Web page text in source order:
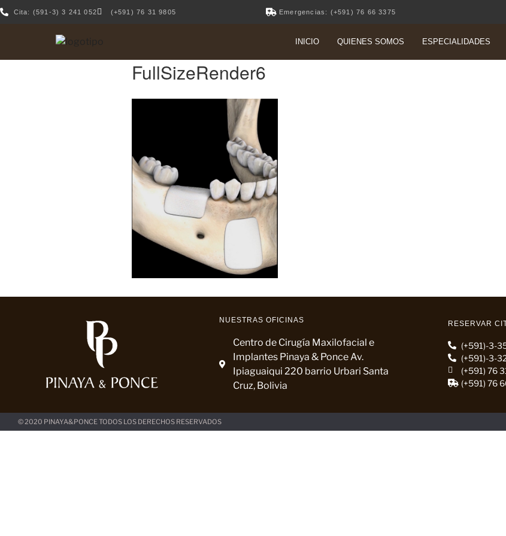
Cita: (591-3) 3 241 052 (+591) 76 31 9805 Emergencias: (+591) 76 66 3375
INICIO QUIENES SOMOS ESPECIALIDADES
FullSizeRender6
NUESTRAS OFICINAS
Centro de Cirugía Maxilofacial e
Implantes Pinaya & Ponce Av.
Ipiaguaiqui 220 barrio Urbari Santa
Cruz, Bolivia
RESERVAR
(+591)-3-
(+591)-3-
(+591) 76
(+591) 76
© 2020 PINAYA&PONCE TODOS LOS DERECHOS RESERVADOS